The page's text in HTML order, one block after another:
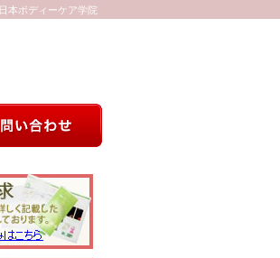
本ボディーケア学院